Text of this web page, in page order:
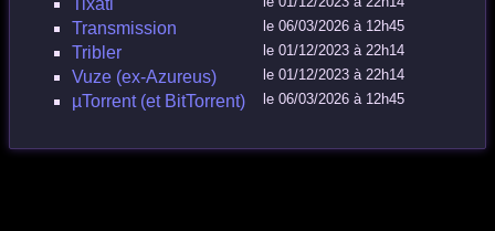
Tixati
Transmission le 06/03/2026 à 12h45
Tribler le 01/12/2023 à 22h14
Vuze (ex-Azureus) le 01/12/2023 à 22h14
µTorrent (et BitTorrent) le 06/03/2026 à 12h45